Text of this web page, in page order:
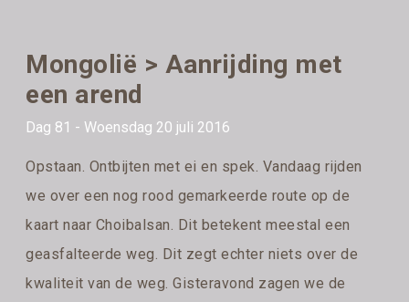
Mongolië > Aanrijding met
een arend
Dag 81 - Woensdag 20 juli 2016
Opstaan. Ontbijten met ei en spek. Vandaag rijden
we over een nog rood gemarkeerde route op de
kaart naar Choibalsan. Dit betekent meestal een
geasfalteerde weg. Dit zegt echter niets over de
kwaliteit van de weg. Gisteravond zagen we de